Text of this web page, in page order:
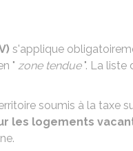
s'applique
" zone tendue". La liste
soumis à la taxe
les logements